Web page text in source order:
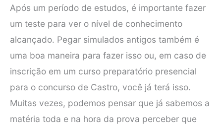
Após um período de estudos, é importante fazer
um teste para ver o nível de conhecimento
alcançado. Pegar simulados antigos também é
uma boa maneira para fazer isso ou, em caso de
inscrição em um curso preparatório presencial
para o concurso de Castro, você já terá isso.
Muitas vezes, podemos pensar que já sabemos a
matéria toda e na hora da prova perceber que